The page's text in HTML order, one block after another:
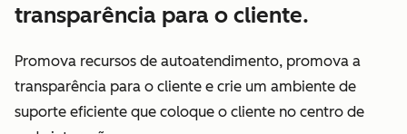
transparência para o cliente.
Promova recursos de autoatendimento, promova a
transparência para o cliente e crie um ambiente de
suporte eficiente que coloque o cliente no centro de